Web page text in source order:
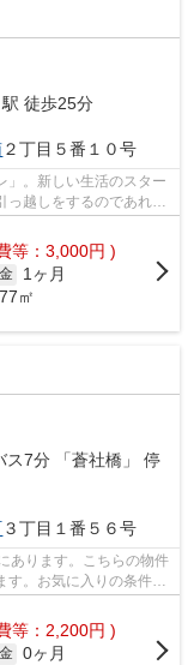
駅 徒歩25分
２丁目５番１０号
」。新しい生活のスター
っ越しをするのであれ
等：3,000円 )
1ヶ月
㎡
ス7分 「蒼社橋」 停
３丁目１番５６号
あります。こちらの物件
。お気に入りの条件の
等：2,200円 )
0ヶ月